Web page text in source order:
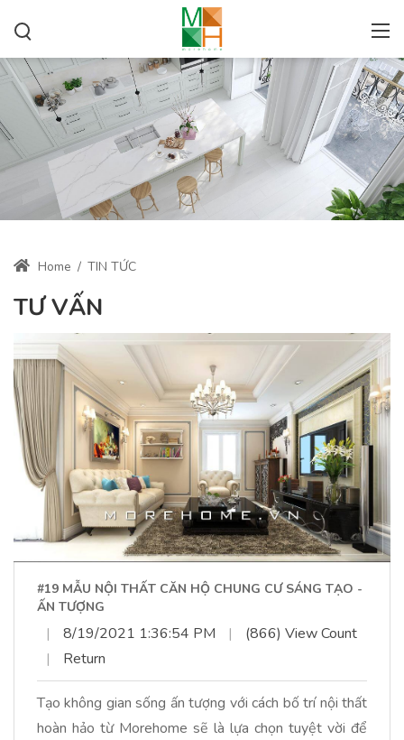
Home / TIN TỨC
TƯ VẤN
#19 MẪU NỘI THẤT CĂN HỘ CHUNG CƯ SÁNG TẠO -
ẤN TƯỢNG
| 8/19/2021 1:36:54 PM |
(866) View Count
|
Return
Tạo không gian sống ấn tượng với cách bố trí nội thất
hoàn hảo từ Morehome sẽ là lựa chọn tuyệt vời để